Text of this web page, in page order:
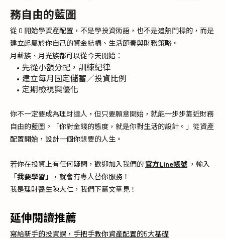
務自由的藍圖
從 0 開始學資產配置，不是學投資術語，也不是追熱門標的，而是
建立起屬於你自己的資金結構、生活節奏與財務策略。
月薪族、月光族都可以從今天開始：
先從小額分配，訓練紀律
建立每月固定儲蓄／投資比例
定期檢視與優化
你不一定要成為理財達人，但只要願意開始，就能一步步靠近財務
自由的藍圖。「你對金錢的態度，就是你對生活的設計。」從資產
配置開始，設計一個你想要的人生。
若你在投資上有任何疑問，歡迎加入我們的 官方Line帳號 ，輸入
「我要學習 」，就會有專人替你服務！
我是理財醫生陳大仁，我們下篇文章見！
延伸閱讀推薦
寫給新手的投資課，手把手教你資產配置的5大基礎